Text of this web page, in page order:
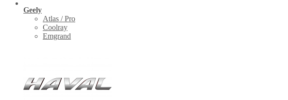
Geely
Atlas / Pro
Coolray
Emgrand